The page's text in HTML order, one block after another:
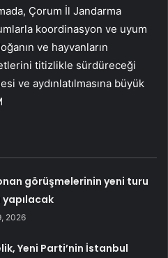
Çorum İl Jandarma
koordinasyon ve uyum
ve hayvanların
titizlikle sürdüreceği
ve aydınlatılmasına büyük
görüşmelerinin yeni turu
yapılacak
2026
Yeni Parti’nin İstanbul